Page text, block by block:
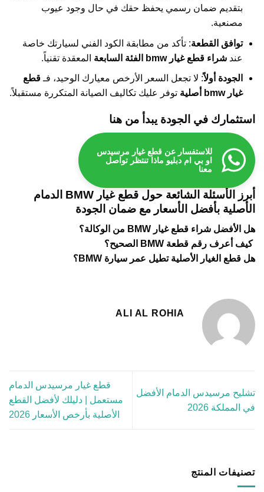
بتقديم ضمان رسمي يحفظ حقك في حال وجود عيوب
مصنعية.
توافق القطعة: تأكد من مطابقة الكود الفني لسيارتك خاصة
عند شراء قطع غيار bmw الفئة السابعة المعقدة تقنياً.
الجودة أولاً: لا تجعل السعر الأرخص معيارك الوحيد، فـ قطع
غيار bmw أصلية
توفر عليك تكاليف الصيانة المتكررة مستقبلاً.
استثمارك في الجودة يبدأ من هنا
للاستفسار عن قطع غيار مرسيدس
او بي ام دبليو ماذا تنتظر تواصل
معنا
أبرز الأسئلة الشائعة حول قطع غيار BMW الدمام
الأصلية بأفضل الأسعار مع ضمان الجودة
هل الأفضل شراء قطع غيار BMW من الوكالة؟
كيف أعرف رقم قطعة BMW الصحيح؟
هل قطع الغيار الأصلية تطيل عمر سيارة BMW؟
ALI AL ROHIA
تشليح مرسيدس الدمام الأفضل
في المملكة 2026
قطع غيار مرسيدس الدمام
مستعمل | دليلك لأفضل القطع
الأصلية بأرخص الأسعار 2026
تصنيفات المنتج